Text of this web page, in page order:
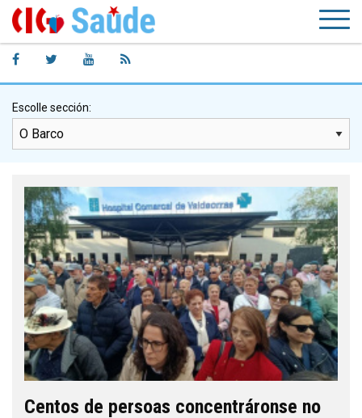
Escolle sección:
Centos de persoas concentráronse no